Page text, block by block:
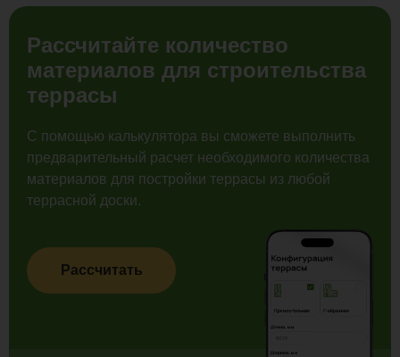
Рассчитайте количество
материалов для строительства
террасы
С помощью калькулятора вы сможете выполнить
предварительный расчет необходимого количества
материалов для постройки террасы из любой
террасной доски.
Рассчитать